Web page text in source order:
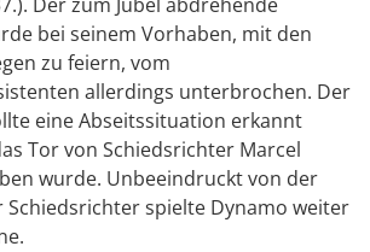
bei seinem Vorhaben, mit den
zu feiern, vom
allerdings unterbrochen. Der
eine Abseitssituation erkannt
Tor von Schiedsrichter Marcel
wurde. Unbeeindruckt von der
Schiedsrichter spielte Dynamo weiter